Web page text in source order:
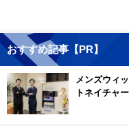
おすすめ記事【PR】
メンズウィ
トネイチャ